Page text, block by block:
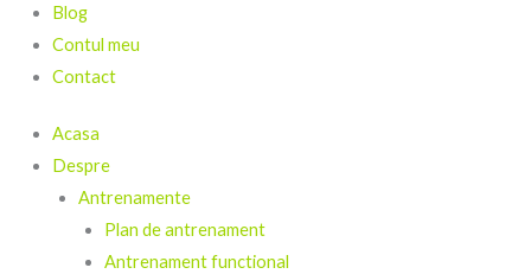
Blog
Contul meu
Contact
Acasa
Despre
Antrenamente
Plan de antrenament
Antrenament functional